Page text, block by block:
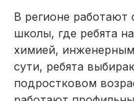
В регионе работают
школы, где ребята
химией,
сути, ребята
подростковом